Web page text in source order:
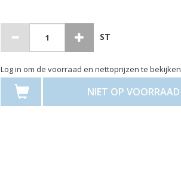
ST
Log in om de voorraad en nettoprijzen te bekijken
NIET OP VOORRAAD